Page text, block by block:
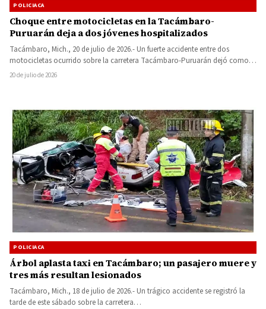
POLICIACA
Choque entre motocicletas en la Tacámbaro-
Puruarán deja a dos jóvenes hospitalizados
Tacámbaro, Mich., 20 de julio de 2026.- Un fuerte accidente entre dos
motocicletas ocurrido sobre la carretera Tacámbaro-Puruarán dejó como…
20 de julio de 2026
POLICIACA
Árbol aplasta taxi en Tacámbaro; un pasajero muere y
tres más resultan lesionados
Tacámbaro, Mich., 18 de julio de 2026.- Un trágico accidente se registró la
tarde de este sábado sobre la carretera…